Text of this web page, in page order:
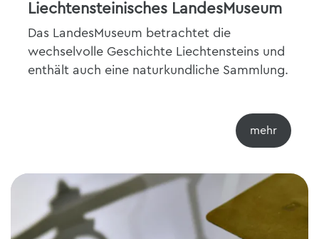
Liechtensteinisches LandesMuseum
Das LandesMuseum betrachtet die
wechselvolle Geschichte Liechtensteins und
enthält auch eine naturkundliche Sammlung.